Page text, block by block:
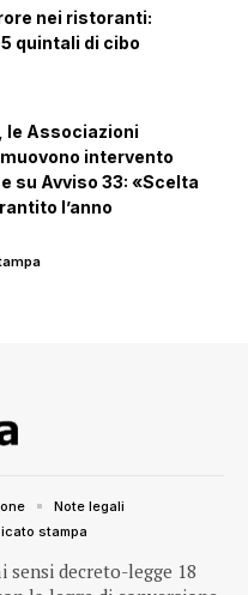
nei ristoranti:
quintali di cibo
le Associazioni
intervento
su Avviso 33: «Scelta
l’anno
decreto-legge 18
Note legali
stampa